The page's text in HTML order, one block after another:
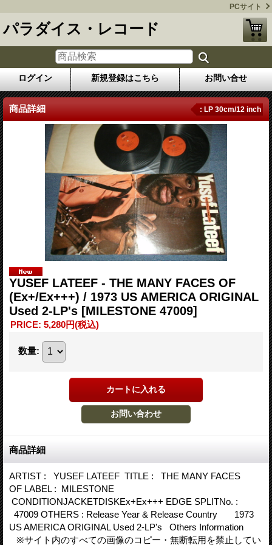
PCサイト
パラダイス・レコード
ログイン 新規登録はこちら お問い合せ
商品詳細 : LP 30cm/12 inch
YUSEF LATEEF - THE MANY FACES OF
(Ex+/Ex+++) / 1973 US AMERICA ORIGINAL
Used 2-LP's [MILESTONE 47009]
PRICE: 5,280円(税込)
数量:
商品詳細
ARTIST : YUSEF LATEEF TITLE : THE MANY FACES
OF LABEL : MILESTONE
CONDITIONJACKETDISKEx+Ex+++ EDGE SPLITNo. :
47009 OTHERS : Release Year & Release Country 1973
US AMERICA ORIGINAL Used 2-LP's Others Information
※サイト内のすべての画像のコピー・無断転用を禁止してい